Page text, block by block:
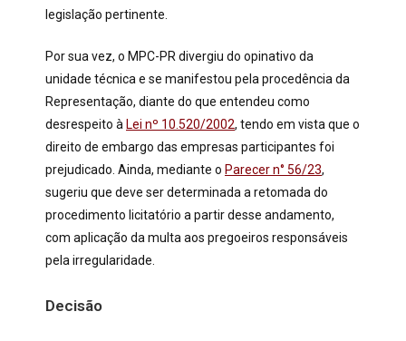
legislação pertinente.
Por sua vez, o MPC-PR divergiu do opinativo da
unidade técnica e se manifestou pela procedência da
Representação, diante do que entendeu como
desrespeito à Lei nº 10.520/2002, tendo em vista que o
direito de embargo das empresas participantes foi
prejudicado. Ainda, mediante o Parecer n° 56/23,
sugeriu que deve ser determinada a retomada do
procedimento licitatório a partir desse andamento,
com aplicação da multa aos pregoeiros responsáveis
pela irregularidade.
Decisão